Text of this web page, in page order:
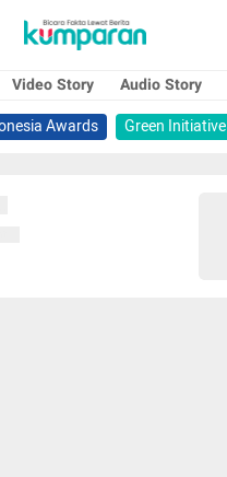
Video Story Audio Story
Awards
Green Initiative